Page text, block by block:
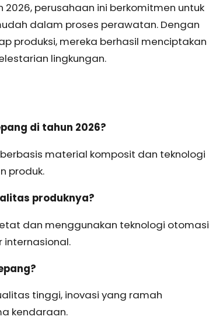
perusahaan ini berkomitmen untuk
dalam proses perawatan. Dengan
produksi, mereka berhasil menciptakan
lingkungan.
di tahun 2026?
material komposit dan teknologi
produk.
produknya?
dan menggunakan teknologi otomasi
internasional.
tinggi, inovasi yang ramah
kendaraan.